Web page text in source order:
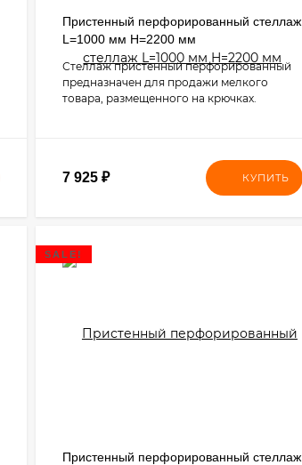
Пристенный перфорированный стеллаж
L=1000 мм H=2200 мм
Стеллаж пристенный перфорированный
предназначен для продажи мелкого
товара, размещенного на крючках.
7 925₽ КУПИТЬ
SALE!
Пристенный перфорированный стеллаж